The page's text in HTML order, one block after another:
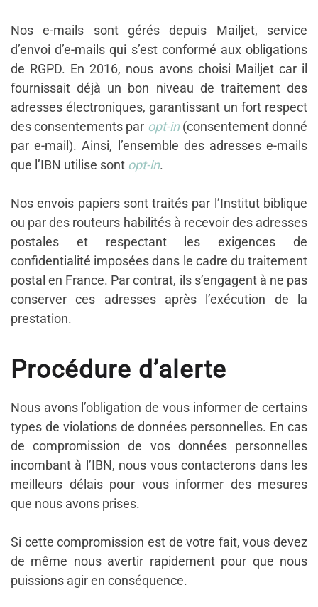
Nos e-mails sont gérés depuis Mailjet, service
d’envoi d’e-mails qui s’est conformé aux obligations
de RGPD. En 2016, nous avons choisi Mailjet car il
fournissait déjà un bon niveau de traitement des
adresses électroniques, garantissant un fort respect
des consentements par opt-in(consentement donné
par e-mail). Ainsi, l’ensemble des adresses e-mails
que l’IBN utilise sont opt-in.
Nos envois papiers sont traités par l’Institut biblique
ou par des routeurs habilités à recevoir des adresses
postales et respectant les exigences de
confidentialité imposées dans le cadre du traitement
postal en France. Par contrat, ils s’engagent à ne pas
conserver ces adresses après l’exécution de la
prestation.
Procédure d’alerte
Nous avons l’obligation de vous informer de certains
types de violations de données personnelles. En cas
de compromission de vos données personnelles
incombant à l’IBN, nous vous contacterons dans les
meilleurs délais pour vous informer des mesures
que nous avons prises.
Si cette compromission est de votre fait, vous devez
de même nous avertir rapidement pour que nous
puissions agir en conséquence.